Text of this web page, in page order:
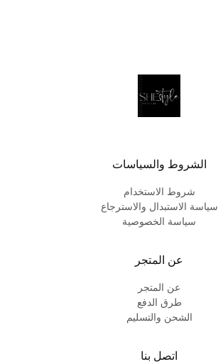
الشروط والسياسات
شروط الاستخدام
سياسة الاستبدال والاسترجاع
سياسة الخصوصية
عن المتجر
عن المتجر
طرق الدفع
الشحن والتسليم
اتصل بنا